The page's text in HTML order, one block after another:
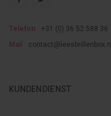
Telefon
+31 (0) 36 52 588 36
Mail
contact@leesbrillenbox.nl
KUNDENDIENST